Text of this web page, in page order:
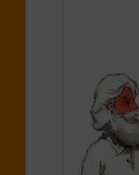
¿Qué
Pablo II,
Amy
guionista
El
realiza